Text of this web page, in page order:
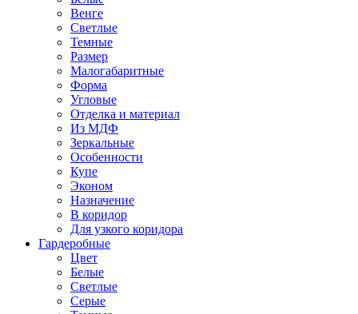
Венге
Светлые
Темные
Размер
Малогабаритные
Форма
Угловые
Отделка и материал
Из МДФ
Зеркальные
Особенности
Купе
Эконом
Назначение
В коридор
Для узкого коридора
Гардеробные
Цвет
Белые
Светлые
Серые